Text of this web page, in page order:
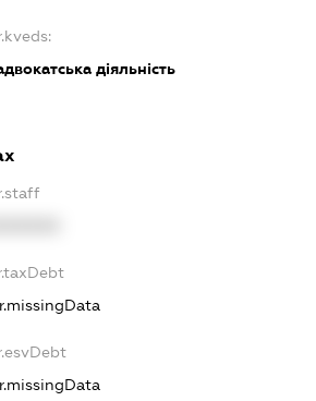
діяльність